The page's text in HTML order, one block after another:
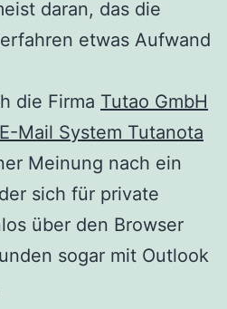
daran, das die
etwas Aufwand
die Firma Tutao GmbH
Mail System Tutanota
Meinung nach ein
sich für private
über den Browser
sogar mit Outlook